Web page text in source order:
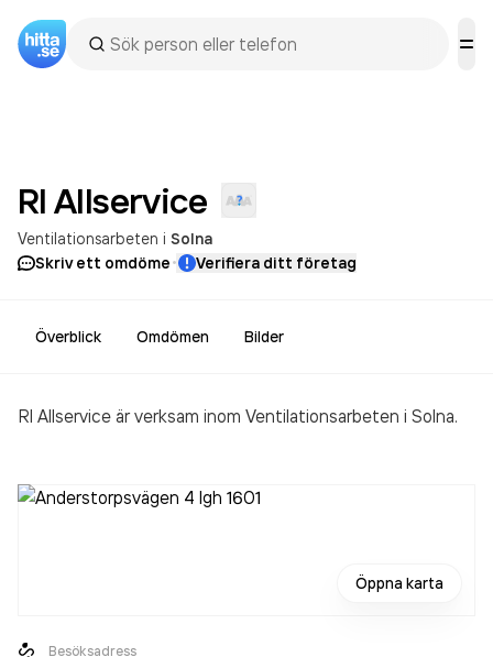
Rl Allservice
Ventilationsarbeten i Solna
Skriv ett omdöme· Verifiera ditt företag
Överblick Omdömen Bilder
Rl Allservice är verksam inom Ventilationsarbeten i Solna.
Öppna karta
Besöksadress